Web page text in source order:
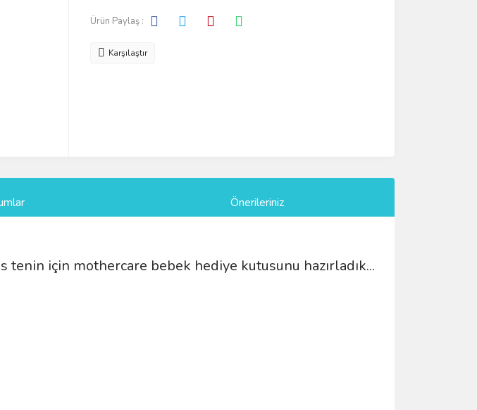
Ürün Paylaş :
Karşılaştır
Önerileriniz
tenin için mothercare bebek hediye kutusunu hazırladık...